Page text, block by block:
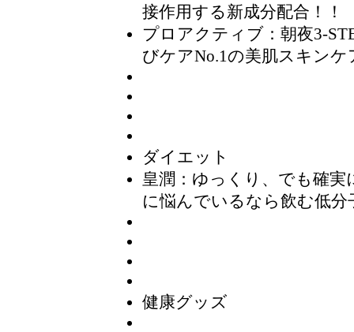
接作用する新成分配合！！
プロアクティブ：朝夜3-
びケアNo.1の美肌スキンケ
ダイエット
皇潤：ゆっくり、でも確実
に悩んでいるなら飲む低
健康グッズ